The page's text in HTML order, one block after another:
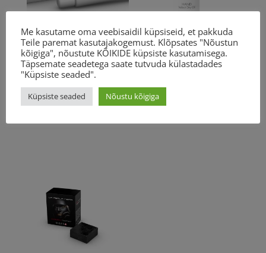
Mavex
Micoxan
regenerating
cream 20ml
Mavex Hand
velvet dry oil
50ml
48.00€
Me kasutame oma veebisaidil küpsiseid, et pakkuda
Teile paremat kasutajakogemust. Klõpsates "Nõustun
kõigiga", nõustute KÕIKIDE küpsiste kasutamisega.
Täpsemate seadetega saate tutvuda külastadades
"Küpsiste seaded".
Küpsiste seaded Nõustu kõigiga